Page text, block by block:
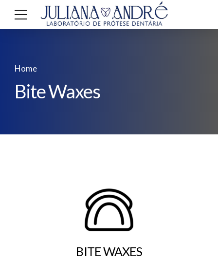
Home
Bite Waxes
BITE WAXES